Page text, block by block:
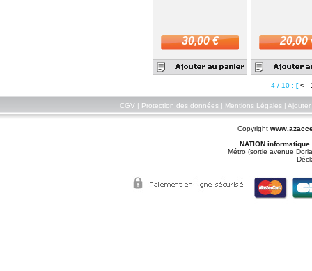
30,00 € 20,00
4 / 10 : [<
CGV| Protection des données| Mentions Légales| Ajouter
Copyright
NATION informatique
Métro (sortie avenue